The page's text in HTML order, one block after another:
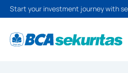
Start your investment journey with